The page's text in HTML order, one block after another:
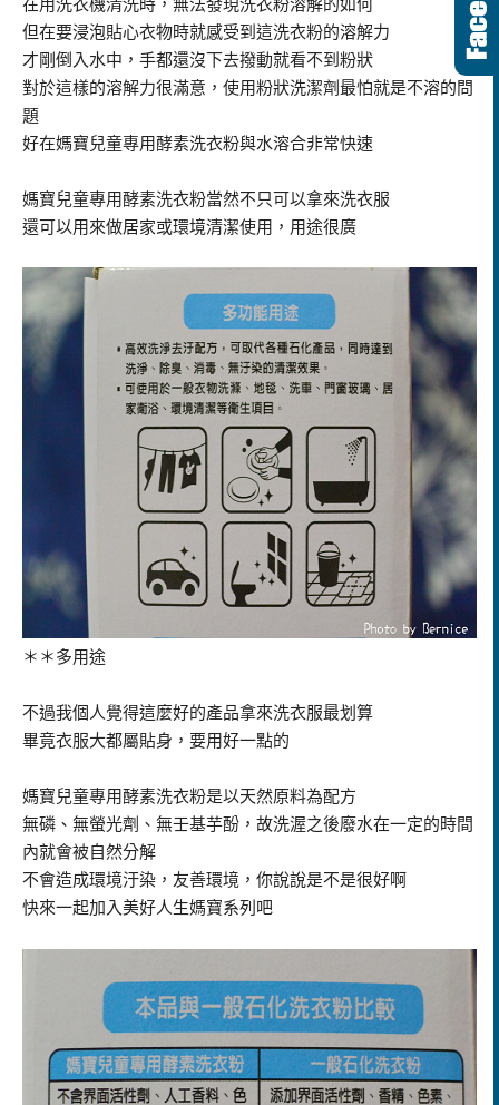
在用洗衣機清洗時，無法發現洗衣粉溶解的如何
但在要浸泡貼心衣物時就感受到這洗衣粉的溶解力
才剛倒入水中，手都還沒下去撥動就看不到粉狀
對於這樣的溶解力很滿意，使用粉狀洗潔劑最怕就是不溶的問
題
好在媽寶兒童專用酵素洗衣粉與水溶合非常快速
媽寶兒童專用酵素洗衣粉當然不只可以拿來洗衣服
還可以用來做居家或環境清潔使用，用途很廣
＊＊多用途
不過我個人覺得這麼好的產品拿來洗衣服最划算
畢竟衣服大都屬貼身，要用好一點的
媽寶兒童專用酵素洗衣粉是以天然原料為配方
無磷、無螢光劑、無壬基芋酚，故洗渥之後廢水在一定的時間
內就會被自然分解
不會造成環境汙染，友善環境，你說說是不是很好啊
快來一起加入美好人生媽寶系列吧